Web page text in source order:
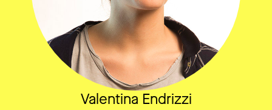
Valentina Endrizzi